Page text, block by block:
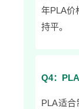
年PLA价
持平。
Q4：
PLA适